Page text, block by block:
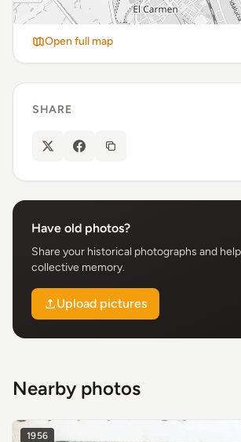
Open full map
SHARE
Have old photos?
Share your historical photographs and
collective memory.
Upload pictures
Nearby photos
1956